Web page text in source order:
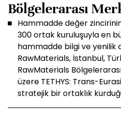
Bölgelerarası
Hammadde değer
300 ortak kuruluşuyla en
hammadde bilgi ve yenilik
RawMaterials, İstanbul,
RawMaterials
üzere TETHYS: Trans-
stratejik bir ortaklık